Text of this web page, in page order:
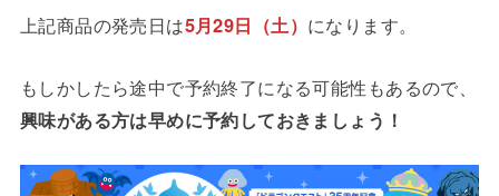
上記商品の発売日は5月29日（土） になります。
もしかしたら途中で予約終了になる可能性もあるので、
興味がある方は早めに予約しておきましょう！